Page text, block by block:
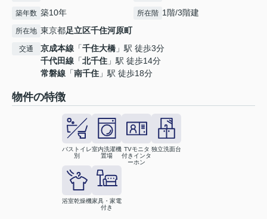
築年数 築10年 所在階 1階/3階建
所在地 東京都足立区千住河原町
交通 京成本線 「千住大橋 」駅 徒歩3分
千代田線 「北千住 」駅 徒歩14分
常磐線 「南千住 」駅 徒歩18分
物件の特徴
バストイレ
別
室内洗濯機
置場
TVモニタ
付きインタ
ーホン
独立洗面台
浴室乾燥機家具・家電
付き